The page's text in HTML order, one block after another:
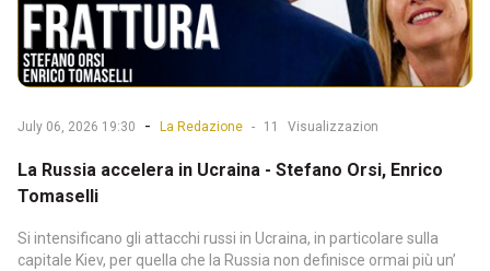
July 06, 2026 19:30 - La Redazione - 11 Visualizzazion
La Russia accelera in Ucraina - Stefano Orsi, Enrico
Tomaselli
Si intensificano gli attacchi russi in Ucraina, in particolare sulla
capitale Kiev, per quella che la Russia non definisce ormai più un’